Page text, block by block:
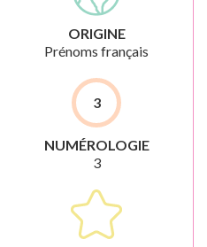
ORIGINE
Prénoms français
3
NUMÉROLOGIE
3